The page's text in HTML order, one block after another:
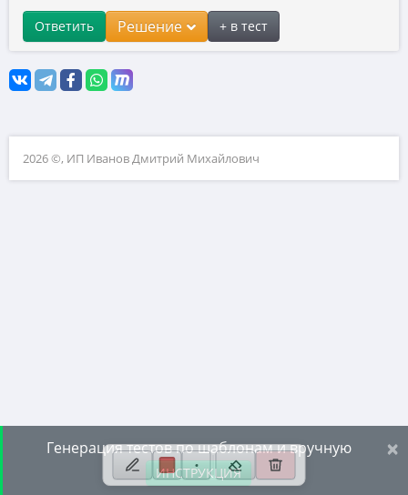
7. Нахождение значений выражений
8. Производная
9. Задачи прикладного содержания
11. Графики функций
Ответить Решение + в тест
2026 ©, ИП Иванов Дмитрий Михайлович
×
Генерация тестов по шаблонам и вручную
ИНСТРУКЦИЯ